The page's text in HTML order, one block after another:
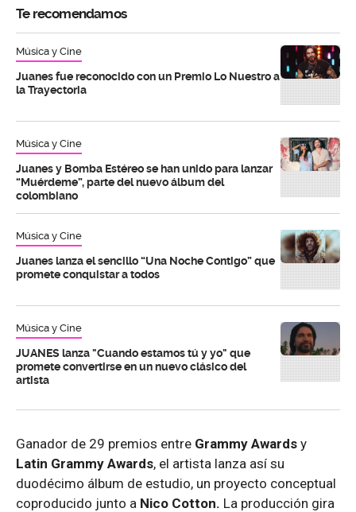
Te recomendamos
Música y Cine
Juanes fue reconocido con un Premio Lo Nuestro a
la Trayectoria
Música y Cine
Juanes y Bomba Estéreo se han unido para lanzar
“Muérdeme”, parte del nuevo álbum del
colombiano
Música y Cine
Juanes lanza el sencillo “Una Noche Contigo” que
promete conquistar a todos
Música y Cine
JUANES lanza "Cuando estamos tú y yo" que
promete convertirse en un nuevo clásico del
artista
Ganador de 29 premios entre Grammy Awards y
Latin Grammy Awards, el artista lanza así su
duodécimo álbum de estudio, un proyecto conceptual
coproducido junto a Nico Cotton. La producción gira